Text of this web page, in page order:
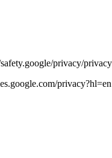
privacy/
privacy?hl=en